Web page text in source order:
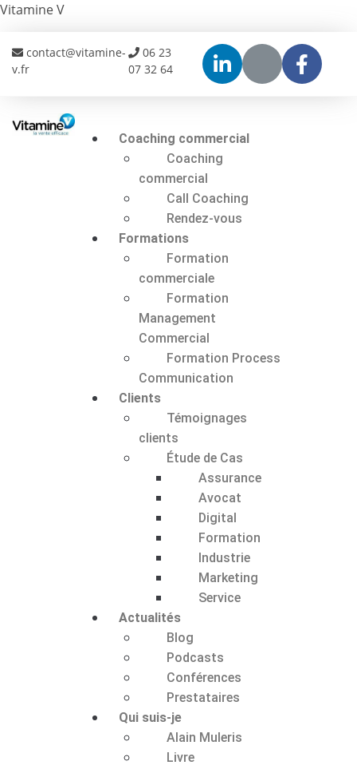
Vitamine V
contact@vitamine-
v.fr
06 23
07 32 64
Coaching commercial
Coaching
commercial
Call Coaching
Rendez-vous
Formations
Formation
commerciale
Formation
Management
Commercial
Formation Process
Communication
Clients
Témoignages
clients
Étude de Cas
Assurance
Avocat
Digital
Formation
Industrie
Marketing
Service
Actualités
Blog
Podcasts
Conférences
Prestataires
Qui suis-je
Alain Muleris
Livre